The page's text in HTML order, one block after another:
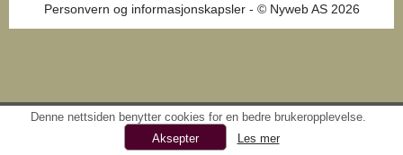
Personvern og informasjonskapsler- © Nyweb AS 2026
Denne nettsiden benytter cookies for en bedre brukeropplevelse.
Les mer